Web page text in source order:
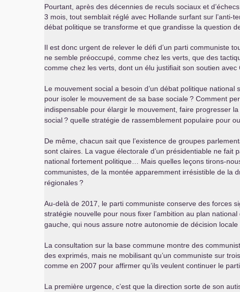
Pourtant, après des décennies de reculs sociaux et
3 mois, tout semblait réglé avec Hollande surfant sur l’anti-
débat politique se transforme et que grandisse la question
Il est donc urgent de relever le défi d’un parti communiste
ne semble préoccupé, comme chez les verts, que des
comme chez les verts, dont un élu justifiait son soutien avec
Le mouvement social a besoin d’un débat politique
pour isoler le mouvement de sa base sociale? Comment
indispensable pour élargir le mouvement, faire progresser la
social? quelle stratégie de rassemblement populaire pour
De même, chacun sait que l’existence de groupes
sont claires. La vague électorale d’un présidentiable ne
national fortement politique… Mais quelles leçons tirons-
communistes, de la montée apparemment irrésistible de la
régionales?
Au-delà de 2017, le parti communiste conserve des forces
stratégie nouvelle pour nous fixer l’ambition au plan
gauche, qui nous assure notre autonomie de décision
La consultation sur la base commune montre des
des exprimés, mais ne mobilisant qu’un communiste sur
comme en 2007 pour affirmer qu’ils veulent continuer le
La première urgence, c’est que la direction sorte de son